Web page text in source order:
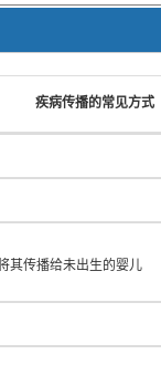
疾病传播的常见方式
其传播给未出生的婴儿